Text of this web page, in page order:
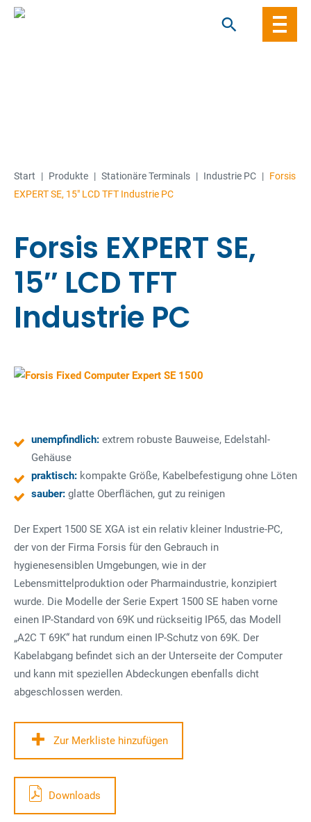
Start | Produkte | Stationäre Terminals | Industrie PC | Forsis
EXPERT SE, 15″ LCD TFT Industrie PC
Forsis EXPERT SE,
15″ LCD TFT
Industrie PC
unempfindlich: extrem robuste Bauweise, Edelstahl-
Gehäuse
praktisch: kompakte Größe, Kabelbefestigung ohne Löten
sauber: glatte Oberflächen, gut zu reinigen
Der Expert 1500 SE XGA ist ein relativ kleiner Industrie-PC,
der von der Firma Forsis für den Gebrauch in
hygienesensiblen Umgebungen, wie in der
Lebensmittelproduktion oder Pharmaindustrie, konzipiert
wurde. Die Modelle der Serie Expert 1500 SE haben vorne
einen IP-Standard von 69K und rückseitig IP65, das Modell
„A2C T 69K“ hat rundum einen IP-Schutz von 69K. Der
Kabelabgang befindet sich an der Unterseite der Computer
und kann mit speziellen Abdeckungen ebenfalls dicht
abgeschlossen werden.
Zur Merkliste hinzufügen
Downloads